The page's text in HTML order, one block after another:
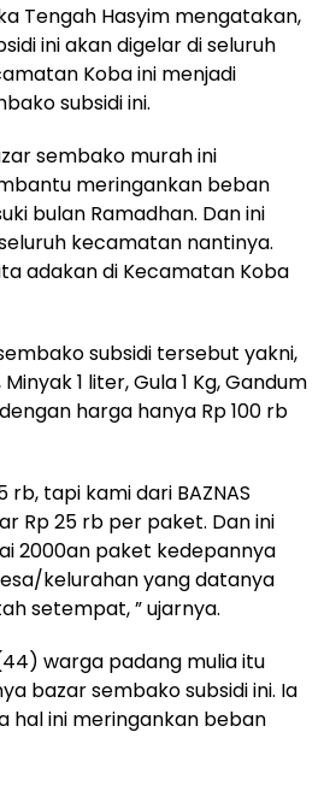
Tengah Hasyim mengatakan,
ini akan digelar di seluruh
Koba ini menjadi
subsidi ini.
sembako murah ini
meringankan beban
bulan Ramadhan. Dan ini
kecamatan nantinya.
adakan di Kecamatan Koba
subsidi tersebut yakni,
1 liter, Gula 1 Kg, Gandum
harga hanya Rp 100 rb
rb, tapi kami dari BAZNAS
Rp 25 rb per paket. Dan ini
2000an paket kedepannya
kelurahan yang datanya
setempat, ” ujarnya.
warga padang mulia itu
bazar sembako subsidi ini. Ia
hal ini meringankan beban